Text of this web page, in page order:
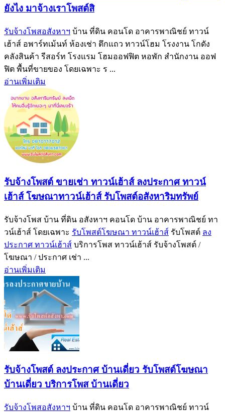
ยังไง มาจ้างเราโพสต์สิ
รับจ้างโพสอสังหาฯ บ้าน ที่ดิน คอนโด อาคารพาณิชย์ ทาวน์
เฮ้าส์ อพาร์ทเม้นท์ ห้องเช่า ตึกแถว ทาวน์โฮม โรงงาน โกดัง
คลังสินค้า รีสอร์ท โรงแรม โฮมออฟฟิต หอพัก สำนักงาน ออฟ
ฟิต พื้นที่ขายของ โดยเฉพาะ ร ...
อ่านเพิ่มเติม
รับจ้างโพสต์ ขายเช่า ทาวน์เฮ้าส์ ลงประกาศ ทาวน์
เฮ้าส์ โฆษณาทาวน์เฮ้าส์ รับโพสต์อสังหาริมทรัพย์
รับจ้างโพส บ้าน ที่ดิน อสังหาฯ คอนโด บ้าน อาคารพาณิชย์ ทา
วน์เฮ้าส์ โดยเฉพาะ รับโพสต์โฆษณา ทาวน์เฮ้าส์ รับโพสต์ ลง
ประกาศ ทาวน์เฮ้าส์ บริการโพส ทาวน์เฮ้าส์ รับจ้างโพสต์ /
โฆษณา / ประกาศ เช่า ...
อ่านเพิ่มเติม
รับจ้างโพสต์ ลงประกาศ บ้านเดี่ยว รับโพสต์โฆษณา
บ้านเดี่ยว บริการโพส บ้านเดี่ยว
รับจ้างโพสอสังหาฯ บ้าน ที่ดิน คอนโด อาคารพาณิชย์ ทาวน์